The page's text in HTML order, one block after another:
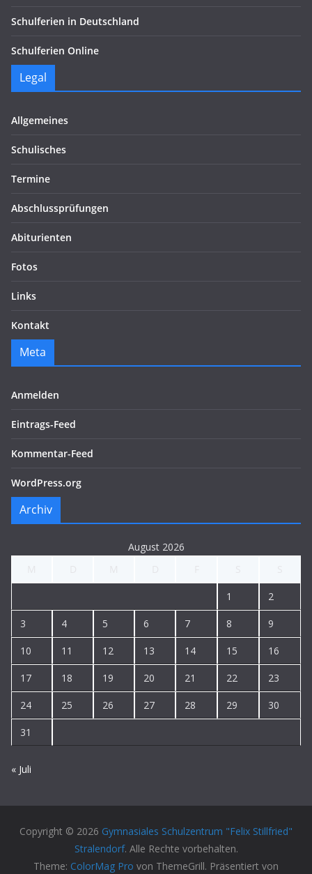
Schulferien in Deutschland
Schulferien Online
Legal
Allgemeines
Schulisches
Termine
Abschlussprüfungen
Abiturienten
Fotos
Links
Kontakt
Meta
Anmelden
Eintrags-Feed
Kommentar-Feed
WordPress.org
Archiv
August 2026
1 2
3 4 5 6 7 8 9
10 11 12 13 14 15 16
17 18 19 20 21 22 23
24 25 26 27 28 29 30
31
« Juli
Copyright © 2026 Gymnasiales Schulzentrum "Felix Stillfried"
Stralendorf. Alle Rechte vorbehalten.
Theme: ColorMag Pro von ThemeGrill. Präsentiert von